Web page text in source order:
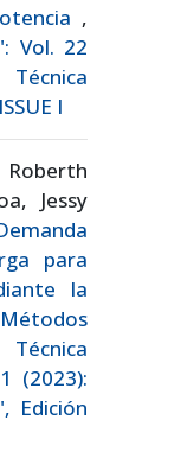
,
Vol. 22
I
Roberth
Jessy
para
la
Técnica
(2023):
Edición